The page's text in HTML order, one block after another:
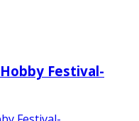
Festival-